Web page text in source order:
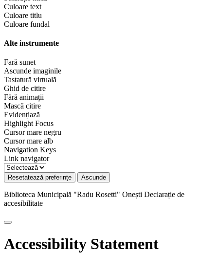
Culoare text
Culoare titlu
Culoare fundal
Alte instrumente
Fară sunet
Ascunde imaginile
Tastatură virtuală
Ghid de citire
Fără animații
Mască citire
Evidențiază
Highlight Focus
Cursor mare negru
Cursor mare alb
Navigation Keys
Link navigator
Resetatează preferințe Ascunde
Biblioteca Municipală "Radu Rosetti" Onești Declarație de
accesibilitate
Accessibility Statement